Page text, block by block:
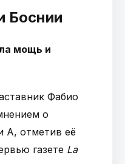
Боснии
мощь и
Фабио
о
А, отметив её
газете La